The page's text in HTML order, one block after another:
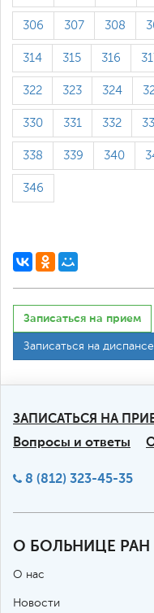
306 307 308
314 315 316
322 323 324
330 331 332
338 339 340
346
Записаться на прием
Записаться на
ЗАПИСАТЬСЯ НА
Вопросы и ответы
8 (812) 323-45-35
О БОЛЬНИЦЕ РАН
О нас
Новости